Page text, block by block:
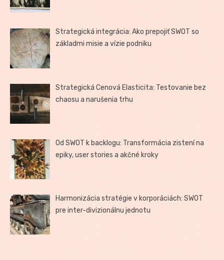
Strategická integrácia: Ako prepojiť SWOT so
základmi misie a vízie podniku
Strategická Cenová Elasticita: Testovanie bez
chaosu a narušenia trhu
Od SWOT k backlogu: Transformácia zistení na
epiky, user stories a akčné kroky
Harmonizácia stratégie v korporáciách: SWOT
pre inter-divizionálnu jednotu